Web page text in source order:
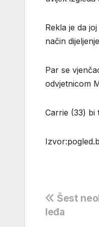
Rekla je da
način
Par se
odvjetnicom
Carrie (33) bi
Šest
leđa